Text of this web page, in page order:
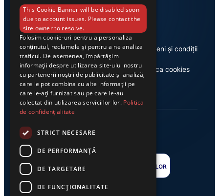
Link-uri utile
Despre noi
Casa de editură Exclusiv
Termeni și condiții
Politica cookies
This Cookie Banner will be disabled soon
due to account issues. Please contact the
site owner to resolve.
Folosim cookie-uri pentru a personaliza
conținutul, reclamele și pentru a ne analiza
traficul. De asemenea, împărtășim
informații despre utilizarea site-ului nostru
cu partenerii noștri de publicitate și analiză,
care le pot combina cu alte informații pe
care le-ați furnizat sau pe care le-au
colectat din utilizarea serviciilor lor. Politica
de confidențialitate
STRICT NECESARE
DE PERFORMANȚĂ
DE TARGETARE
DE FUNCŢIONALITATE